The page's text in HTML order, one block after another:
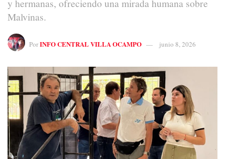
y hermanas, ofreciendo una mirada humana sobre
Malvinas.
PorINFO CENTRAL VILLA OCAMPO junio 8, 2026